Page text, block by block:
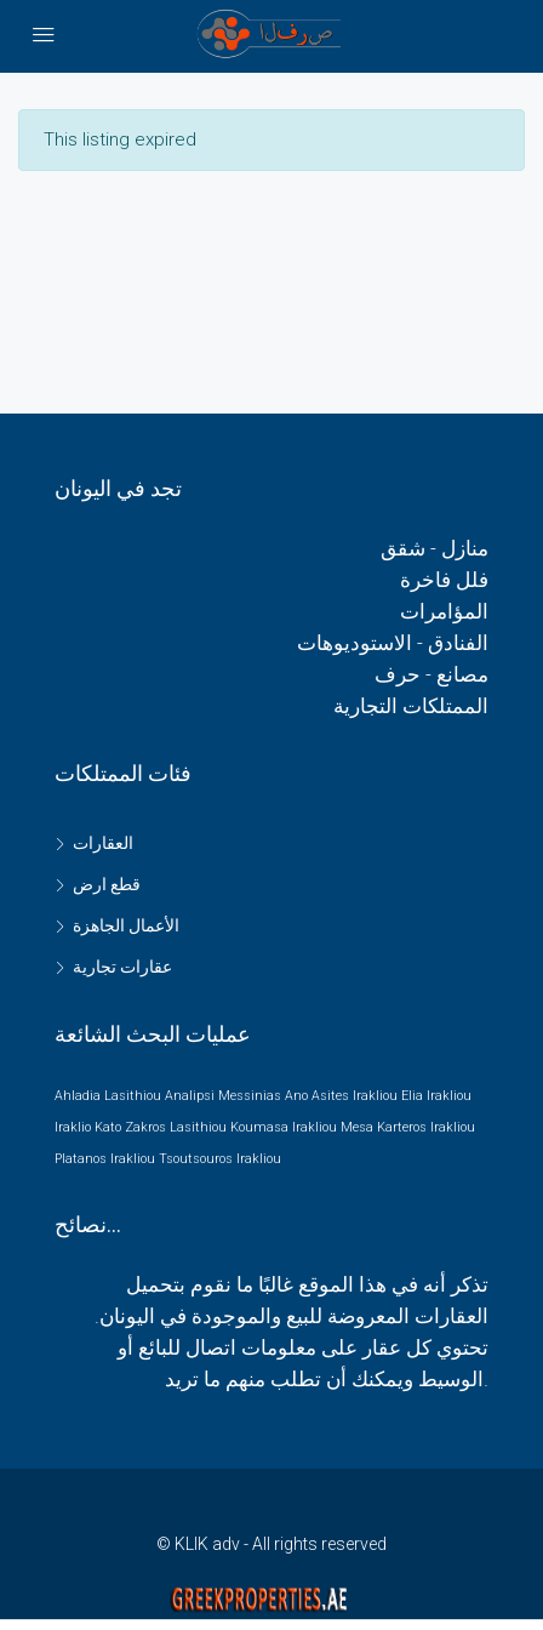
This listing expired
تجد في اليونان
منازل - شقق
فلل فاخرة
المؤامرات
الفنادق - الاستوديوهات
مصانع - حرف
الممتلكات التجارية
فئات الممتلكات
العقارات
قطع ارض
الأعمال الجاهزة
عقارات تجارية
عمليات البحث الشائعة
Ahladia Lasithiou Analipsi Messinias Ano Asites Irakliou Elia Irakliou
Iraklio Kato Zakros Lasithiou Koumasa Irakliou Mesa Karteros Irakliou
Platanos Irakliou Tsoutsouros Irakliou
نصائح…
تذكر أنه في هذا الموقع غالبًا ما نقوم بتحميل
العقارات المعروضة للبيع والموجودة في اليونان.
تحتوي كل عقار على معلومات اتصال للبائع أو
الوسيط ويمكنك أن تطلب منهم ما تريد.
© KLIK adv - All rights reserved